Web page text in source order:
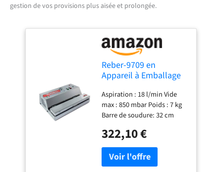
gestion de vos provisions plus aisée et prolongée.
Reber-9709 en
Appareil à Emballage
Automatique Ecopro
30,-850MB 18 L/Min
Inox 200 Watts Gris
Aspiration : 18 l/min Vide
max : 850 mbar Poids : 7 kg
Barre de soudure: 32 cm
322,10 €